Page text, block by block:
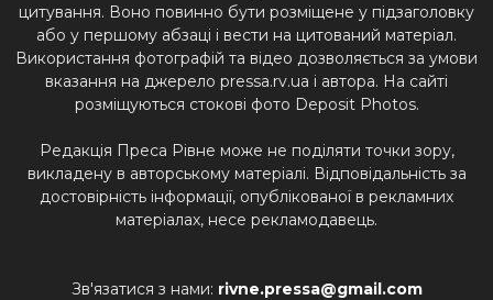
цитування. Воно повинно бути розміщене у підзаголовку
або у першому абзаці і вести на цитований матеріал.
Використання фотографій та відео дозволяється за умови
вказання на джерело pressa.rv.ua і автора. На сайті
розміщуються стокові фото Deposit Photos.
Редакція Преса Рівне може не поділяти точки зору,
викладену в авторському матеріалі. Відповідальність за
достовірність інформації, опублікованої в рекламних
матеріалах, несе рекламодавець.
Зв'язатися з нами: rivne.pressa@gmail.com